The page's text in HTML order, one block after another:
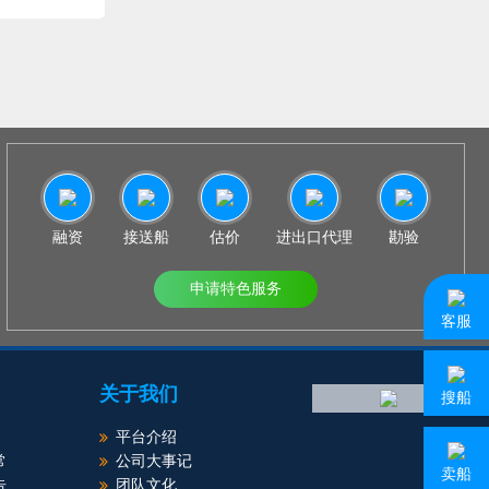
融资 接送船 估价 进出口代理 勘验
申请特色服务
关于我们
平台介绍
公司大事记
团队文化
客服
搜船
卖船